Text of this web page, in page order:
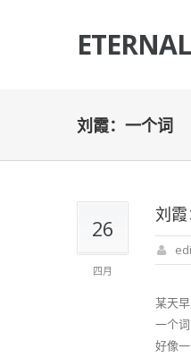
刘霞：一个词
26
四月
刘
某天
一个词
好像